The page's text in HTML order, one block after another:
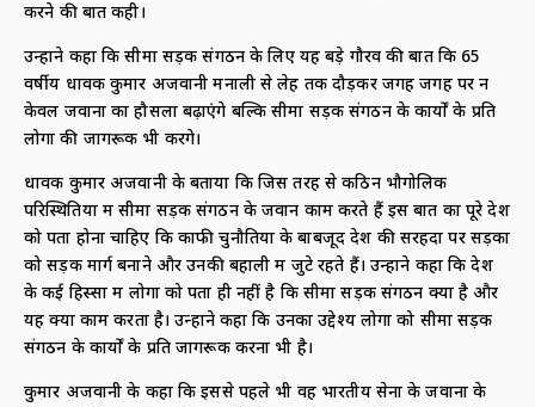
करने की बात कही।
उन्होंने कहा कि सीमा सड़क संगठन के लिए यह बड़े गौरव की बात कि 65
वर्षीय धावक कुमार अजवानी मनाली से लेह तक दौड़कर जगह जगह पर न
केवल जवानों का हौसला बढ़ाएंगे बल्कि सीमा सड़क संगठन के कार्यों के प्रति
लोगों की जागरूक भी करेंगे।
धावक कुमार अजवानी के बताया कि जिस तरह से कठिन भौगोलिक
परिस्थितियों में सीमा सड़क संगठन के जवान काम करते हैं इस बात का पूरे देश
को पता होना चाहिए कि काफी चुनौतियों के बाबजूद देश की सरहदों पर सड़कों
को सड़क मार्ग बनाने और उनकी बहाली में जुटे रहते हैं। उन्होंने कहा कि देश
के कई हिस्सों में लोगों को पता ही नहीं है कि सीमा सड़क संगठन क्या है और
यह क्या काम करता है। उन्होंने कहा कि उनका उद्देश्य लोगों को सीमा सड़क
संगठन के कार्यों के प्रति जागरूक करना भी है।
कुमार अजवानी के कहा कि इससे पहले भी वह भारतीय सेना के जवानों के